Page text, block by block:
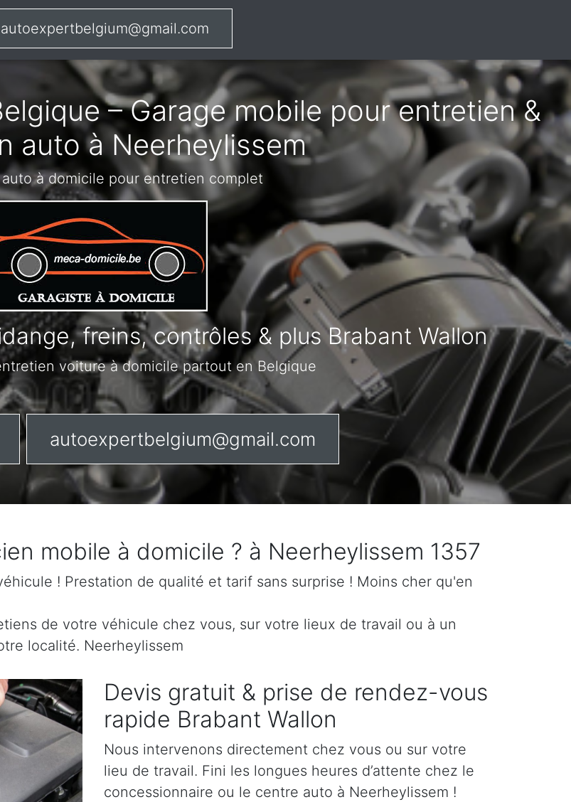
autoexpertbelgium@gmail.com
– Garage mobile pour entretien &
auto à Neerheylissem
à domicile pour entretien complet
freins, contrôles & plus Brabant Wallon
voiture à domicile partout en Belgique
autoexpertbelgium@gmail.com
mobile à domicile ? à Neerheylissem 1357
! Prestation de qualité et tarif sans surprise ! Moins cher qu'en
de votre véhicule chez vous, sur votre lieux de travail ou à un
localité. Neerheylissem
Devis gratuit & prise de rendez-vous
rapide Brabant Wallon
Nous intervenons directement chez vous ou sur votre
lieu de travail. Fini les longues heures d’attente chez le
concessionnaire ou le centre auto à Neerheylissem !